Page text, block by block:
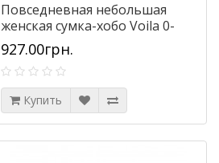
Повседневная небольшая
женская сумка-хобо Voila 0-
59066 пудровая
927.00грн.
Купить